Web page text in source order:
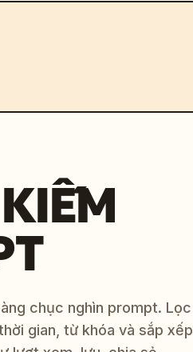
chục nghìn prompt. Lọc
gian, từ khóa và sắp xếp